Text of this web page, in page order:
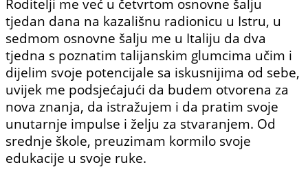
Roditelji me već u četvrtom osnovne šalju
tjedan dana na kazališnu radionicu u Istru, u
sedmom osnovne šalju me u Italiju da dva
tjedna s poznatim talijanskim glumcima učim i
dijelim svoje potencijale sa iskusnijima od sebe,
uvijek me podsjećajući da budem otvorena za
nova znanja, da istražujem i da pratim svoje
unutarnje impulse i želju za stvaranjem. Od
srednje škole, preuzimam kormilo svoje
edukacije u svoje ruke.